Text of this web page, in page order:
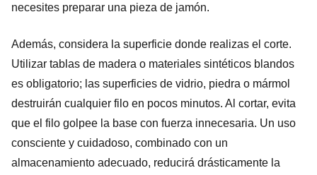
necesites preparar una pieza de jamón.
Además, considera la superficie donde realizas el corte.
Utilizar tablas de madera o materiales sintéticos blandos
es obligatorio; las superficies de vidrio, piedra o mármol
destruirán cualquier filo en pocos minutos. Al cortar, evita
que el filo golpee la base con fuerza innecesaria. Un uso
consciente y cuidadoso, combinado con un
almacenamiento adecuado, reducirá drásticamente la